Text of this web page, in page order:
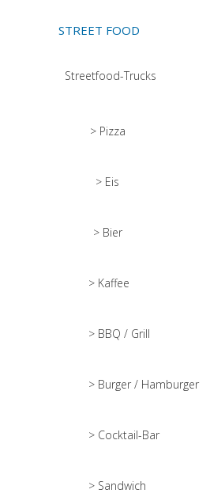
STREET FOOD
Streetfood-Trucks
> Pizza
> Eis
> Bier
> Kaffee
> BBQ / Grill
> Burger / Hamburger
> Cocktail-Bar
> Sandwich